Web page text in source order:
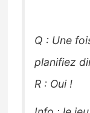
Q : Une
planifiez
R : Oui !